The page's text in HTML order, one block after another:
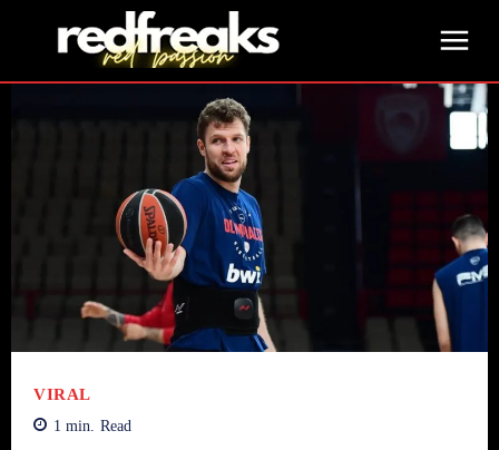
VIRAL
1 min. Read